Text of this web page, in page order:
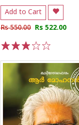
Add to Cart
Rs 550.00 Rs 522.00